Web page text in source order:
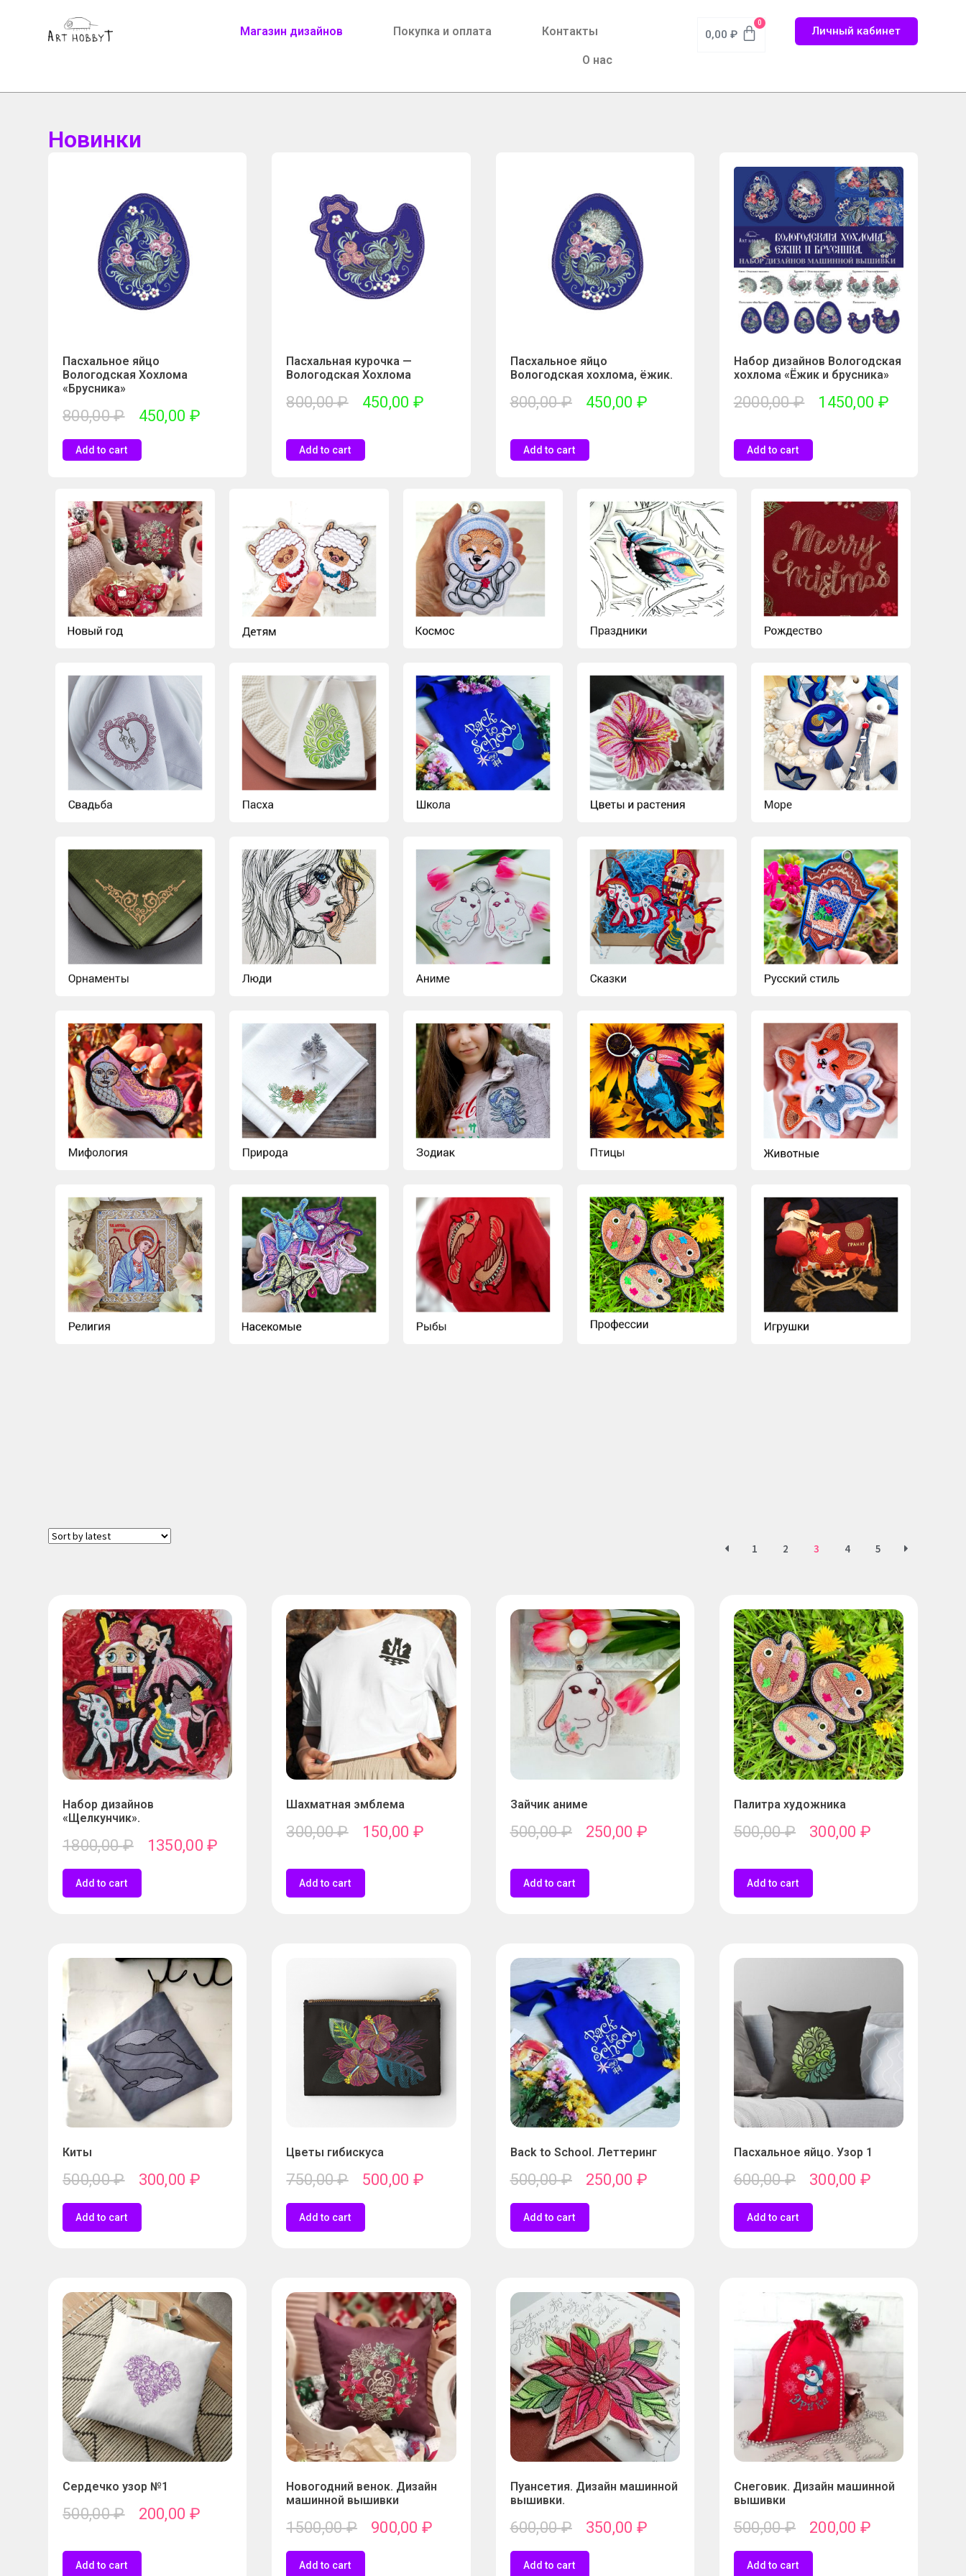
Магазин дизайнов Покупка и оплата Контакты
О нас
0,00 ₽
0
Личный кабинет
Новинки
Пасхальное яйцо
Вологодская Хохлома
«Брусника»
800,00₽ 450,00 ₽
Add to cart
Пасхальная курочка —
Вологодская Хохлома
800,00₽ 450,00 ₽
Add to cart
Пасхальное яйцо
Вологодская хохлома, ёжик.
800,00₽ 450,00 ₽
Add to cart
Набор дизайнов Вологодская
хохлома «Ёжик и брусника»
2000,00₽ 1450,00 ₽
Add to cart
1 2 3 4 5
Набор дизайнов
«Щелкунчик».
1800,00₽ 1350,00₽
Add to cart
Шахматная эмблема
300,00₽ 150,00 ₽
Add to cart
Зайчик аниме
500,00₽ 250,00 ₽
Add to cart
Палитра художника
500,00₽ 300,00₽
Add to cart
Киты
500,00₽ 300,00 ₽
Add to cart
Цветы гибискуса
750,00₽ 500,00 ₽
Add to cart
Back to School. Леттеринг
500,00₽ 250,00 ₽
Add to cart
Пасхальное яйцо. Узор 1
600,00₽ 300,00₽
Add to cart
Сердечко узор №1
500,00₽ 200,00 ₽
Add to cart
Новогодний венок. Дизайн
машинной вышивки
1500,00₽ 900,00₽
Add to cart
Пуансетия. Дизайн машинной
вышивки.
600,00₽ 350,00 ₽
Add to cart
Снеговик. Дизайн машинной
вышивки
500,00₽ 200,00₽
Add to cart